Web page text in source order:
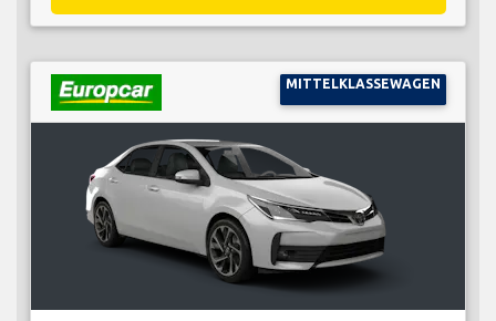
MITTELKLASSEWAGEN